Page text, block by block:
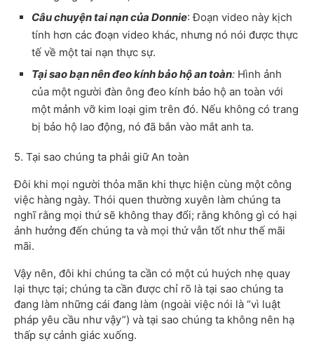
Câu chuyện tai nạn của Donnie: Đoạn video này kịch
tính hơn các đoạn video khác, nhưng nó nói được thực
tế về một tai nạn thực sự.
Tại sao bạn nên đeo kính bảo hộ an toàn: Hình ảnh
của một người đàn ông đeo kính bảo hộ an toàn với
một mảnh vỡ kim loại gim trên đó. Nếu không có trang
bị bảo hộ lao động, nó đã bắn vào mắt anh ta.
5. Tại sao chúng ta phải giữ An toàn
Đôi khi mọi người thỏa mãn khi thực hiện cùng một công
việc hàng ngày. Thói quen thường xuyên làm chúng ta
nghĩ rằng mọi thứ sẽ không thay đổi; rằng không gì có hại
ảnh hưởng đến chúng ta và mọi thứ vẫn tốt như thế mãi
mãi.
Vậy nên, đôi khi chúng ta cần có một cú huých nhẹ quay
lại thực tại; chúng ta cần được chỉ rõ là tại sao chúng ta
đang làm những cái đang làm (ngoài việc nói là “vì luật
pháp yêu cầu như vậy”) và tại sao chúng ta không nên hạ
thấp sự cảnh giác xuống.